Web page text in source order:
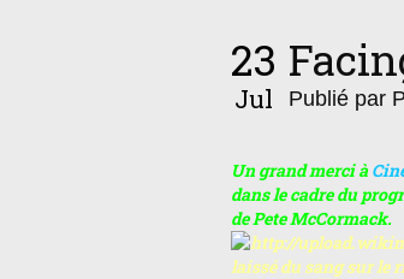
23
Jul Publié par
Un grand merci à
dans le cadre du
de Pete McCormack.
laissé du sang sur le